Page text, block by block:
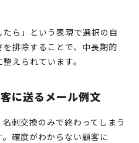
ら」という表現で選択の自
排除することで、中長期的
えられています。
に送るメール例文
刺交換のみで終わってしまう
確度がわからない顧客に